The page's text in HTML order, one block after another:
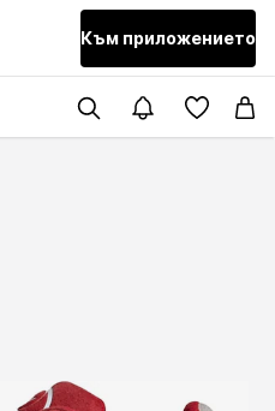
Към приложението